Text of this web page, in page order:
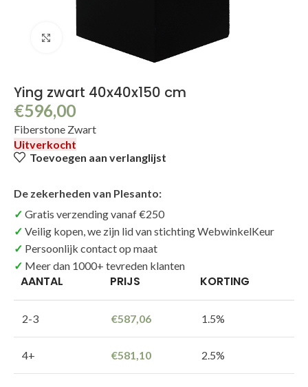
Klik om te vergroten
Ying zwart 40x40x150 cm
€596,00
Fiberstone Zwart
Uitverkocht
Toevoegen aan verlanglijst
De zekerheden van Plesanto:
Gratis verzending vanaf €250
Veilig kopen, we zijn lid van stichting WebwinkelKeur
Persoonlijk contact op maat
Meer dan 1000+ tevreden klanten
AANTAL PRIJS KORTING
2-3 €587,06 1.5%
4+ €581,10 2.5%